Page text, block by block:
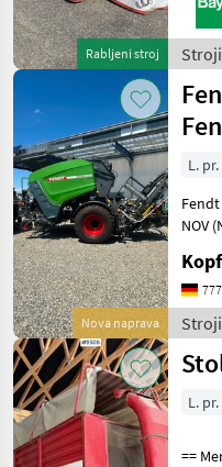
Marketplace
trgovcev
Rabljeni stroj
Tel.:
za
in
/
Nova naprava
L.
NOV
160V
2026 40
za
L.
==